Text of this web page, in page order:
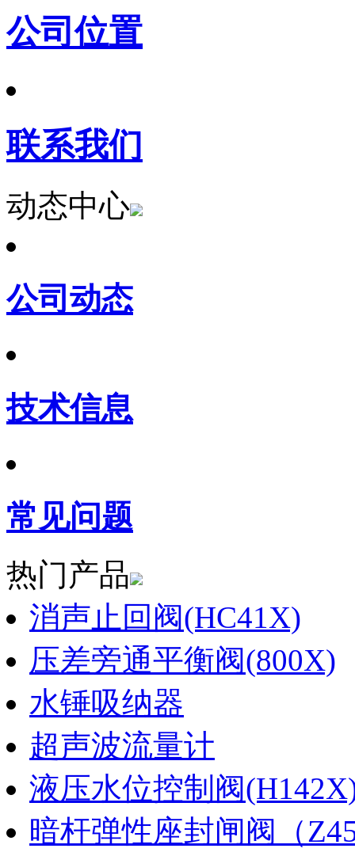
公司位置
联系我们
动态中心
公司动态
技术信息
常见问题
热门产品
消声止回阀(HC41X)
压差旁通平衡阀(800X)
水锤吸纳器
超声波流量计
液压水位控制阀
暗杆弹性座封闸阀（